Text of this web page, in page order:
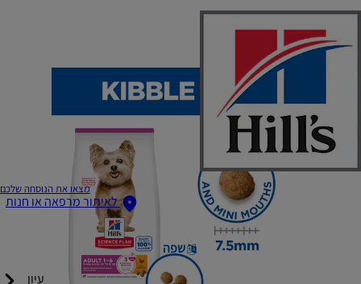
מצאו את הנוסחה שלכם
לאיתור מרפאה או חנות
שפה
עיון